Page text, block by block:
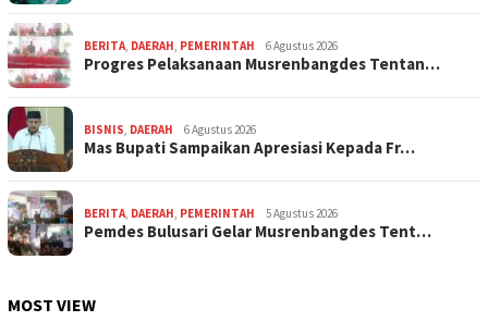
BERITA DAERAH PEMERINTAH 6 Agustus 2026
Progres Pelaksanaan Musrenbangdes Tentan…
BISNIS DAERAH 6 Agustus 2026
Mas Bupati Sampaikan Apresiasi Kepada Fr…
BERITA DAERAH PEMERINTAH 5 Agustus 2026
Pemdes Bulusari Gelar Musrenbangdes Tent…
MOST VIEW